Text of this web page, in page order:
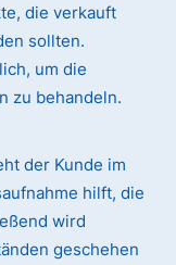
die verkauft
sollten.
um die
zu behandeln.
der Kunde im
hilft, die
wird
geschehen